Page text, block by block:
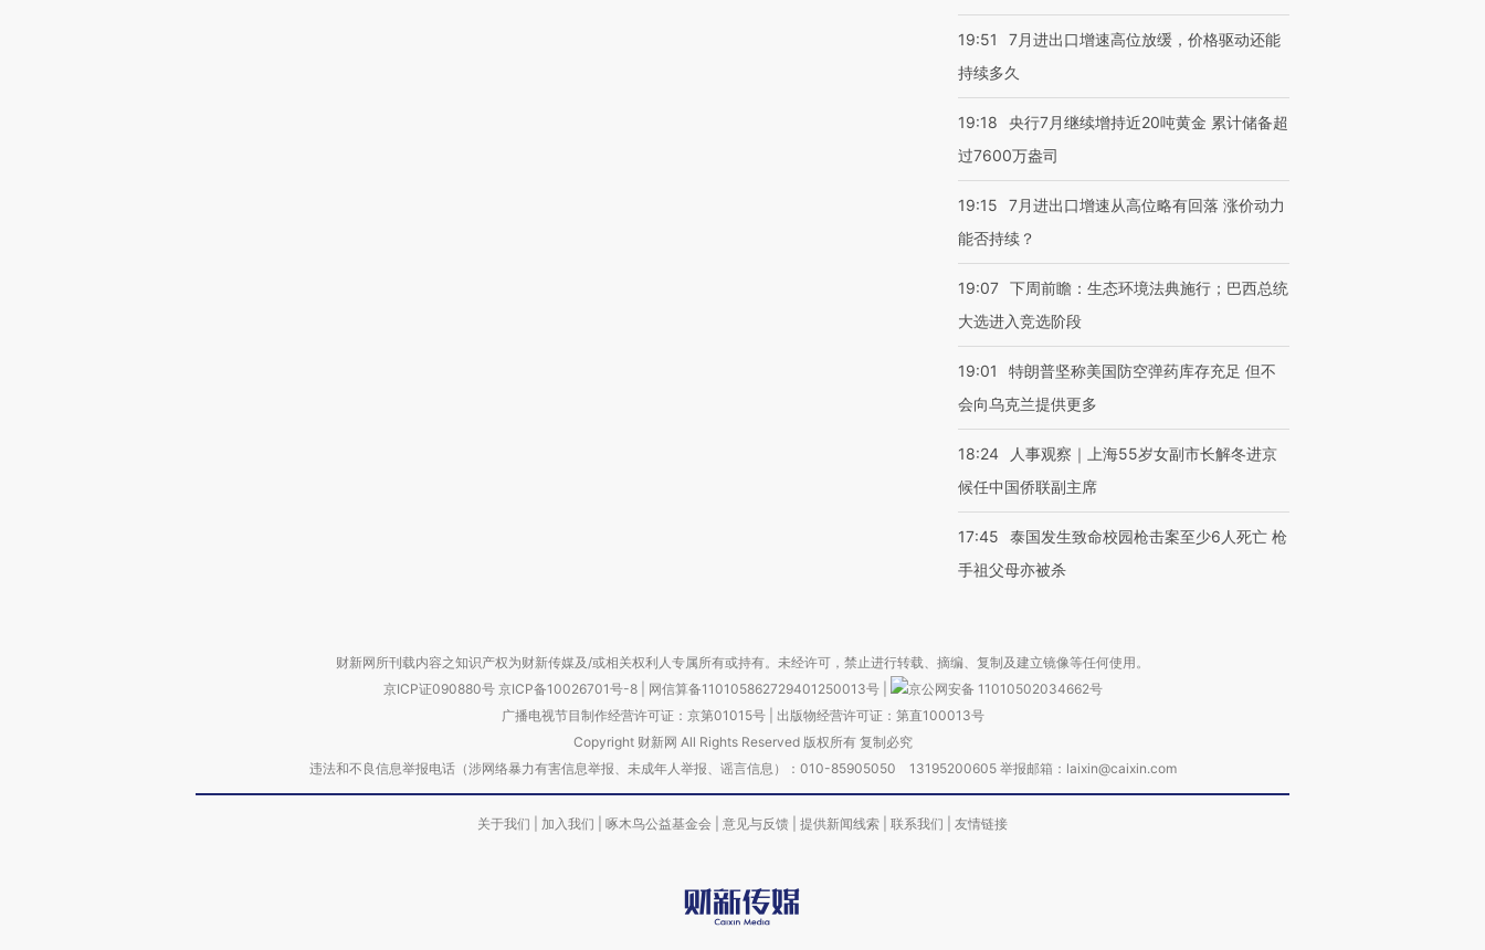
19:51
7月进出口增速高位放缓，价格驱动还能
持续多久
19:18
央行7月继续增持近20吨黄金 累计储备超
过7600万盎司
19:15
7月进出口增速从高位略有回落 涨价动力
能否持续？
19:07 下周前瞻：生态环境法典施行；巴西总统
大选进入竞选阶段
19:01
特朗普坚称美国防空弹药库存充足 但不
会向乌克兰提供更多
18:24
人事观察｜上海55岁女副市长解冬进京
候任中国侨联副主席
17:45
泰国发生致命校园枪击案至少6人死亡 枪
手祖父母亦被杀
财新网所刊载内容之知识产权为财新传媒及/或相关权利人专属所有或持有。未经许可，禁止进行转载、摘编、复制及建立镜像等任何使用。
京ICP证090880号 京ICP备10026701号-8 网信算备110105862729401250013号
京公网安备 11010502034662号
广播电视节目制作经营许可证：京第01015号| 出版物经营许可证：第直100013号
Copyright 财新网 All Rights Reserved 版权所有 复制必究
违法和不良信息举报电话（涉网络暴力有害信息举报、未成年人举报、谣言信息）：010-85905050 13195200605 举报邮箱：laixin@caixin.com
关于我们 加入我们 啄木鸟公益基金会 意见与反馈 提供新闻线索 联系我们 友情链接